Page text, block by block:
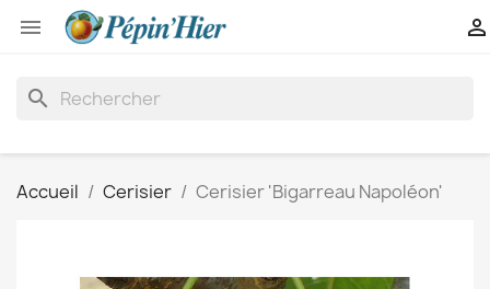
 
search
Accueil Cerisier Cerisier 'Bigarreau Napoléon'